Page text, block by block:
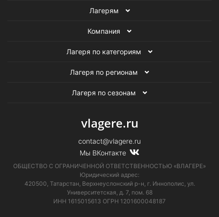
Лагерям
Компания
Лагеря по категориям
Лагеря по регионам
Лагеря по сезонам
vlagere.ru
contact@vlagere.ru
Мы ВКонтакте
ОБЩЕСТВО С ОГРАНИЧЕННОЙ ОТВЕТСТВЕННОСТЬЮ «ВЛАГЕРЕ»
Юридический адрес:
420500, Татарстан, Верхнеуслонский р-н, г. Иннополис, ул.
Университетская, д. 7, пом. 68
ИНН 1615015613 ОГРН 1201600048187